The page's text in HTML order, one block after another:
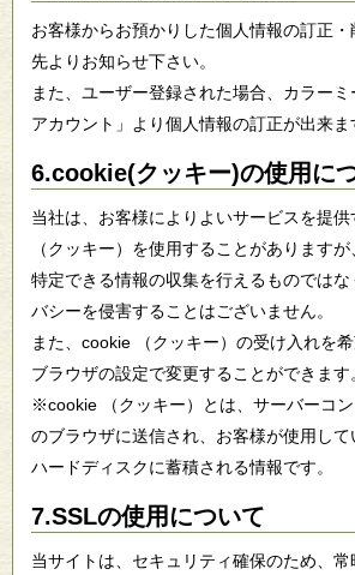
お客様からお預かりした個人情報の訂正
先よりお知らせ下さい。
また、ユーザー登録された場合、カラー
アカウント」より個人情報の訂正が出来ま
6.cookie(クッキー)の使用に
当社は、お客様によりよいサービスを提
（クッキー）を使用することがあります
特定できる情報の収集を行えるものではな
バシーを侵害することはございません。
また、cookie （クッキー）の受け入れを希
ブラウザの設定で変更することができます
※cookie （クッキー）とは、サーバーコ
のブラウザに送信され、お客様が使用し
ハードディスクに蓄積される情報です。
7.SSLの使用について
当サイトは、セキュリティ確保のため、